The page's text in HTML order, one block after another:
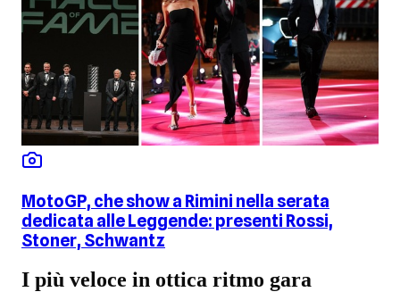
MotoGP, che show a Rimini nella serata
dedicata alle Leggende: presenti Rossi,
Stoner, Schwantz
I più veloce in ottica ritmo gara